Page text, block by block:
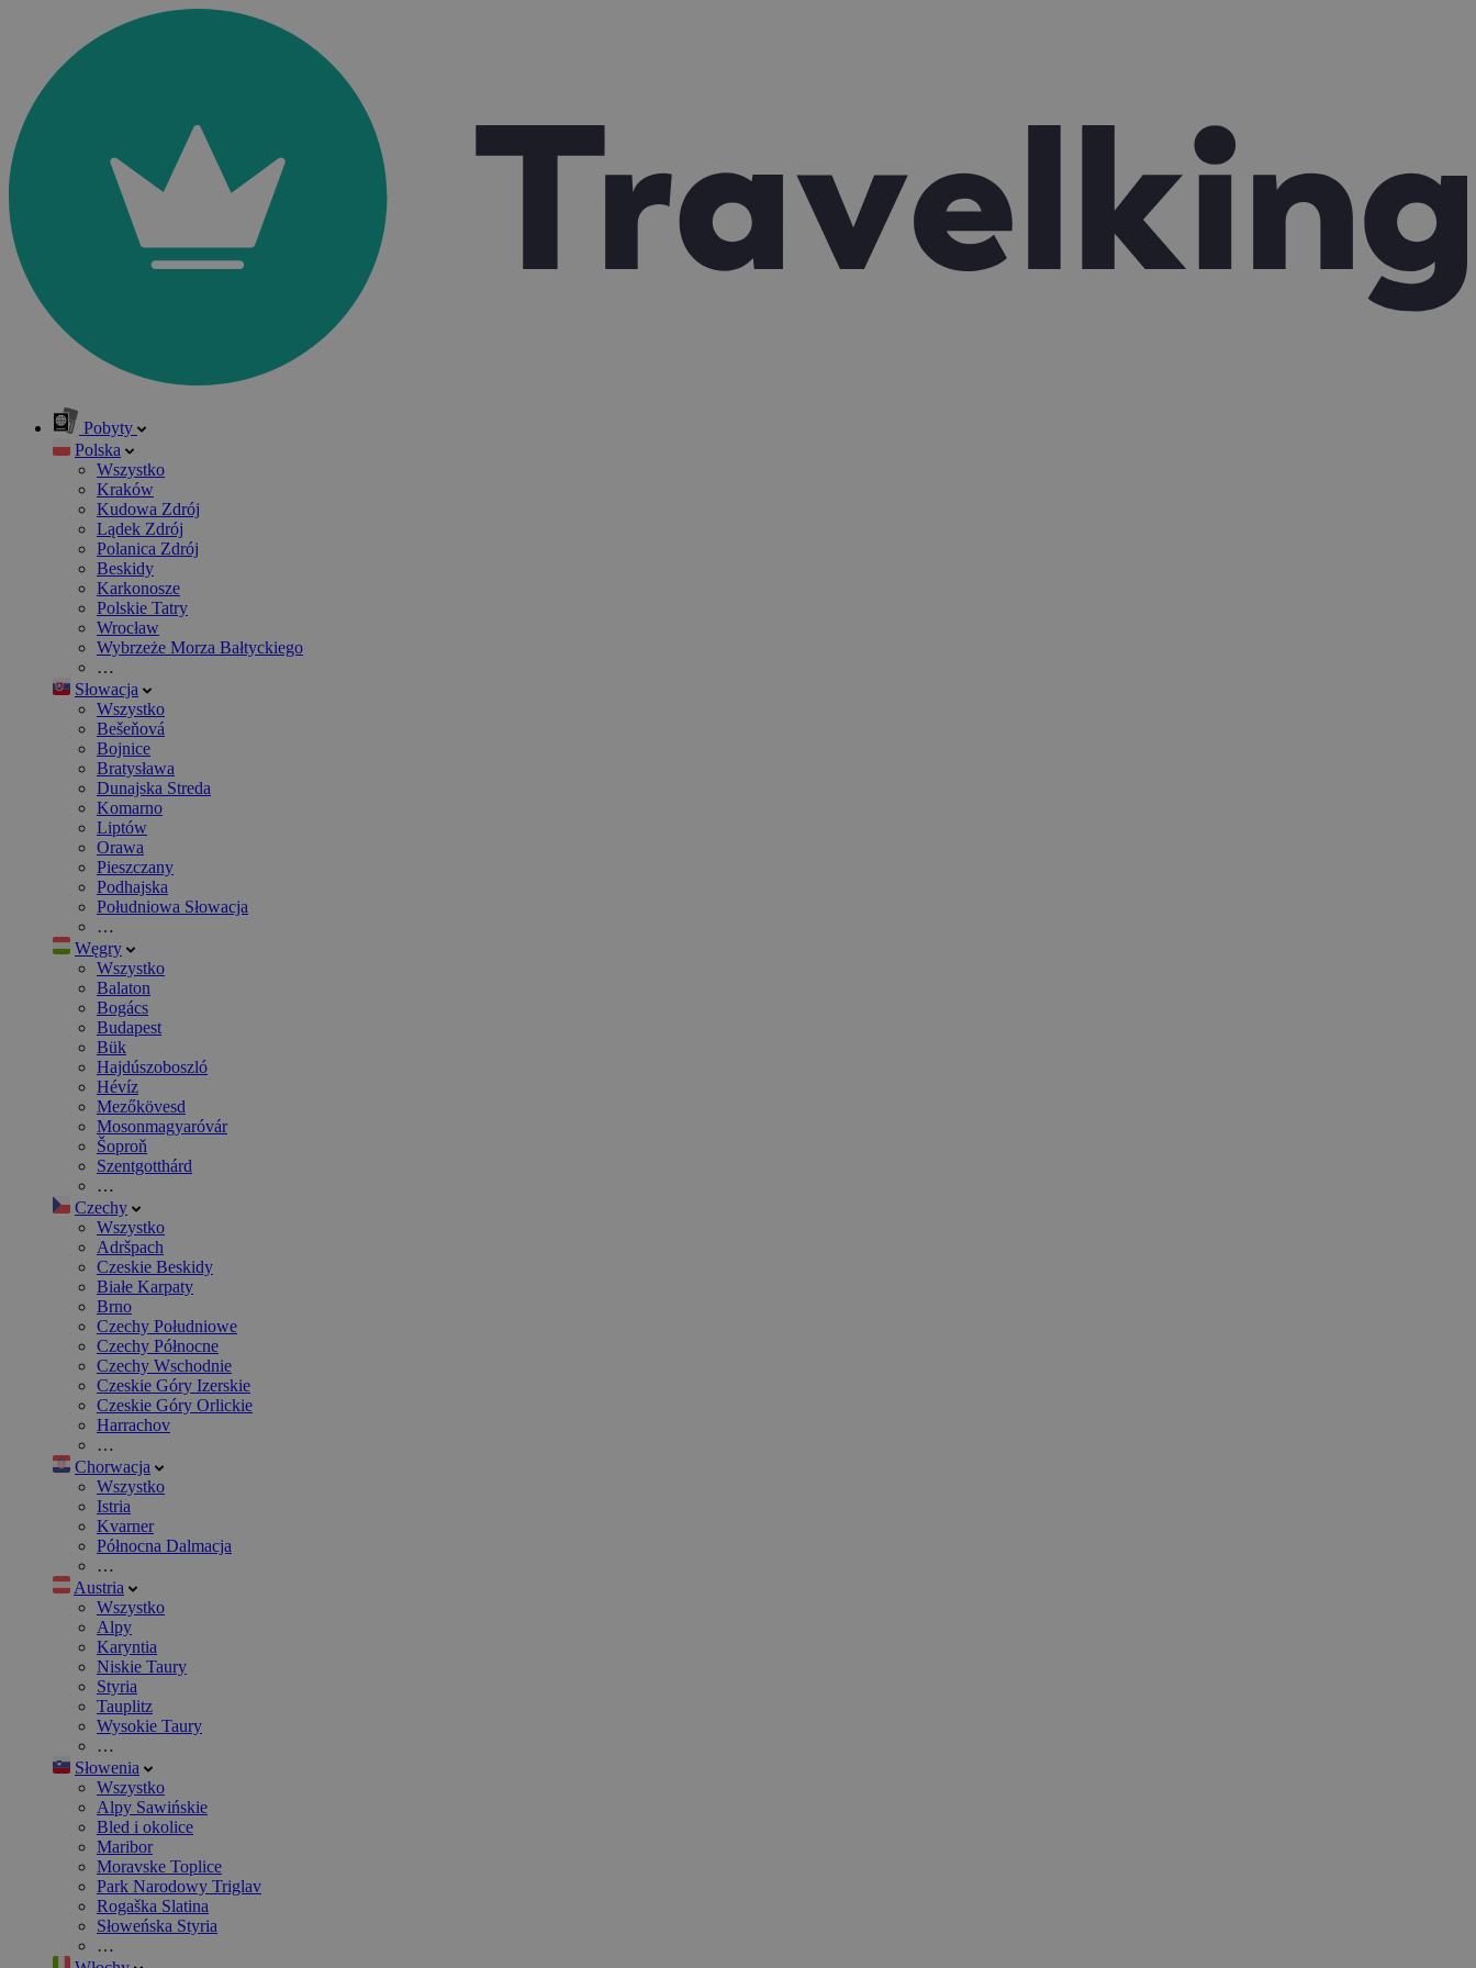
Pobyty
Polska
Wszystko
Kraków
Kudowa Zdrój
Lądek Zdrój
Polanica Zdrój
Beskidy
Karkonosze
Polskie Tatry
Wrocław
Wybrzeże Morza Bałtyckiego
…
Słowacja
Wszystko
Bešeňová
Bojnice
Bratysława
Dunajska Streda
Komarno
Liptów
Orawa
Pieszczany
Podhajska
Południowa Słowacja
…
Węgry
Wszystko
Balaton
Bogács
Budapest
Bük
Hajdúszoboszló
Hévíz
Mezőkövesd
Mosonmagyaróvár
Šoproň
Szentgotthárd
…
Czechy
Wszystko
Adršpach
Czeskie Beskidy
Białe Karpaty
Brno
Czechy Południowe
Czechy Północne
Czechy Wschodnie
Czeskie Góry Izerskie
Czeskie Góry Orlickie
Harrachov
…
Chorwacja
Wszystko
Istria
Kvarner
Północna Dalmacja
…
Austria
Wszystko
Alpy
Karyntia
Niskie Taury
Styria
Tauplitz
Wysokie Taury
…
Słowenia
Wszystko
Alpy Sawińskie
Bled i okolice
Maribor
Moravske Toplice
Park Narodowy Triglav
Rogaška Slatina
Słoweńska Styria
…